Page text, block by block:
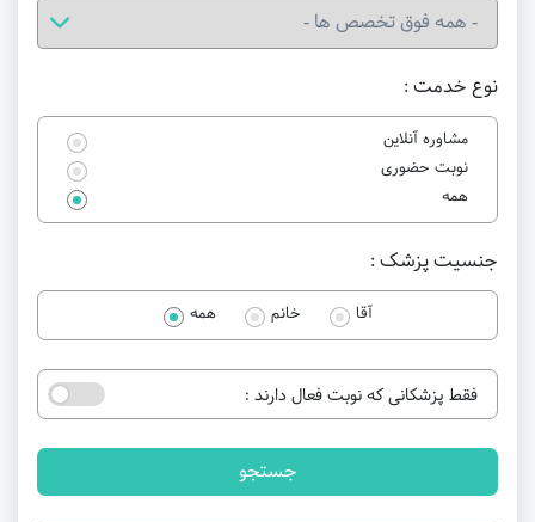
نوع خدمت :
مشاوره آنلاین
نوبت حضوری
همه
جنسیت پزشک :
آقا خانم همه
فقط پزشکانی که نوبت فعال دارند :
جستجو